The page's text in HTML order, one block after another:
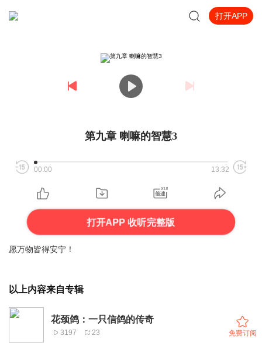
打开APP
第九章 喇嘛的智慧3
00:00 13:32
打开APP 收听完整版
愿万物皆得安宁！
以上内容来自专辑
花颈鸽：一只信鸽的传奇
3197 23 免费订阅